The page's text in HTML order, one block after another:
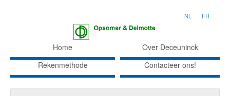
NL FR
Home
Over Deceuninck
Rekenmethode
Contacteer ons!